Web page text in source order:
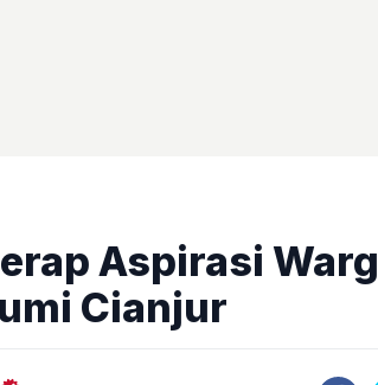
Aspirasi
Cianjur